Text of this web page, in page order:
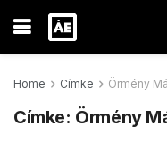
Home Címke Örmény
Címke: Örmény